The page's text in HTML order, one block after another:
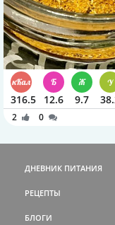
316.5 12.6 9.7
2 0
ДНЕВНИК ПИТАНИЯ
РЕЦЕПТЫ
БЛОГИ